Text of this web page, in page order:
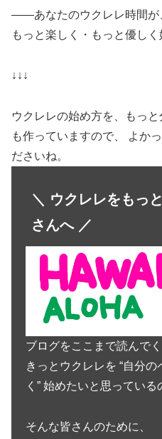
――あなたのウクレレ時間が
もっと楽しく・もっと優しく
↓↓↓
ウクレレの始め方を、もっ
も作っていますので、 よか
ださいね。
＼ ウクレレをもっ
さんへ ／
ブログをここまで読んで
きっとウクレレを “自分
く” 始めたいと思っている
そんな皆さんのために、